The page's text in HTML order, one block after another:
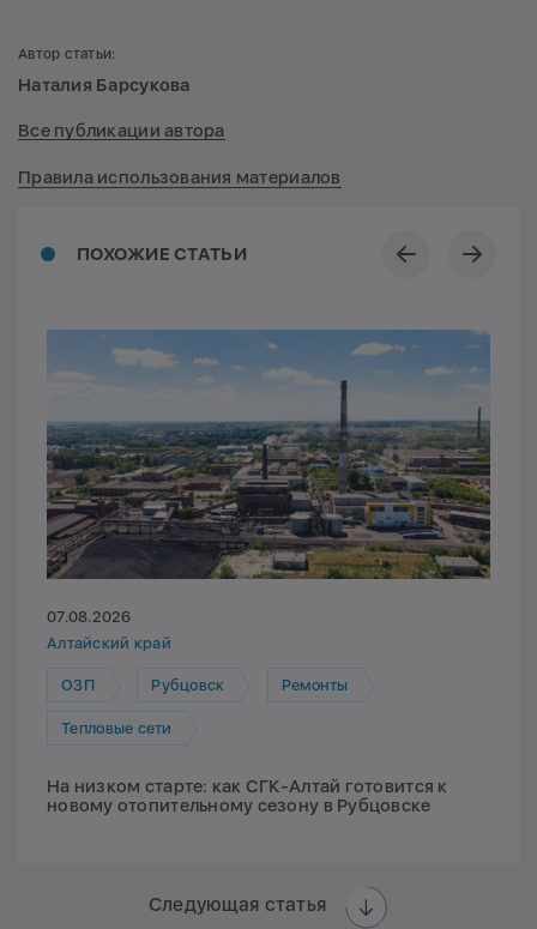
ПОХОЖИЕ СТАТЬИ
07.08.2026
Алтайский край
ОЗП Рубцовск Ремонты
Тепловые сети
На низком старте: как СГК-Алтай готовится к
новому отопительному сезону в Рубцовске
Следующая статья
Автор статьи:
Наталия Барсукова
Все публикации автора
Правила использования материалов